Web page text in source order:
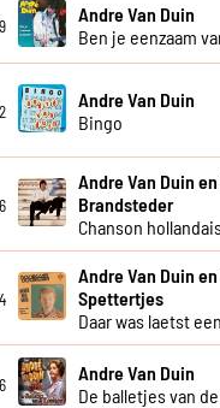
Andre Van Duin
Ben je eenzaam
Andre Van Duin
Bingo
Andre Van Duin en
Brandsteder
Chanson
Andre Van Duin
Spettertjes
Daar was laetst
Andre Van Duin
De balletjes van